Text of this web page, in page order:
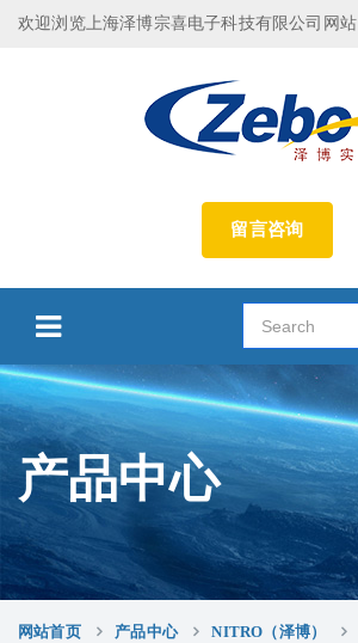
欢迎浏览上海泽博宗喜电子科技有限公司网站
留言咨询
产品中心
网站首页 产品中心 NITRO（泽博）